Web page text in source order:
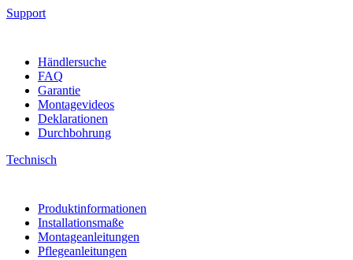
Support
Händlersuche
FAQ
Garantie
Montagevideos
Deklarationen
Durchbohrung
Technisch
Produktinformationen
Installationsmaße
Montageanleitungen
Pflegeanleitungen